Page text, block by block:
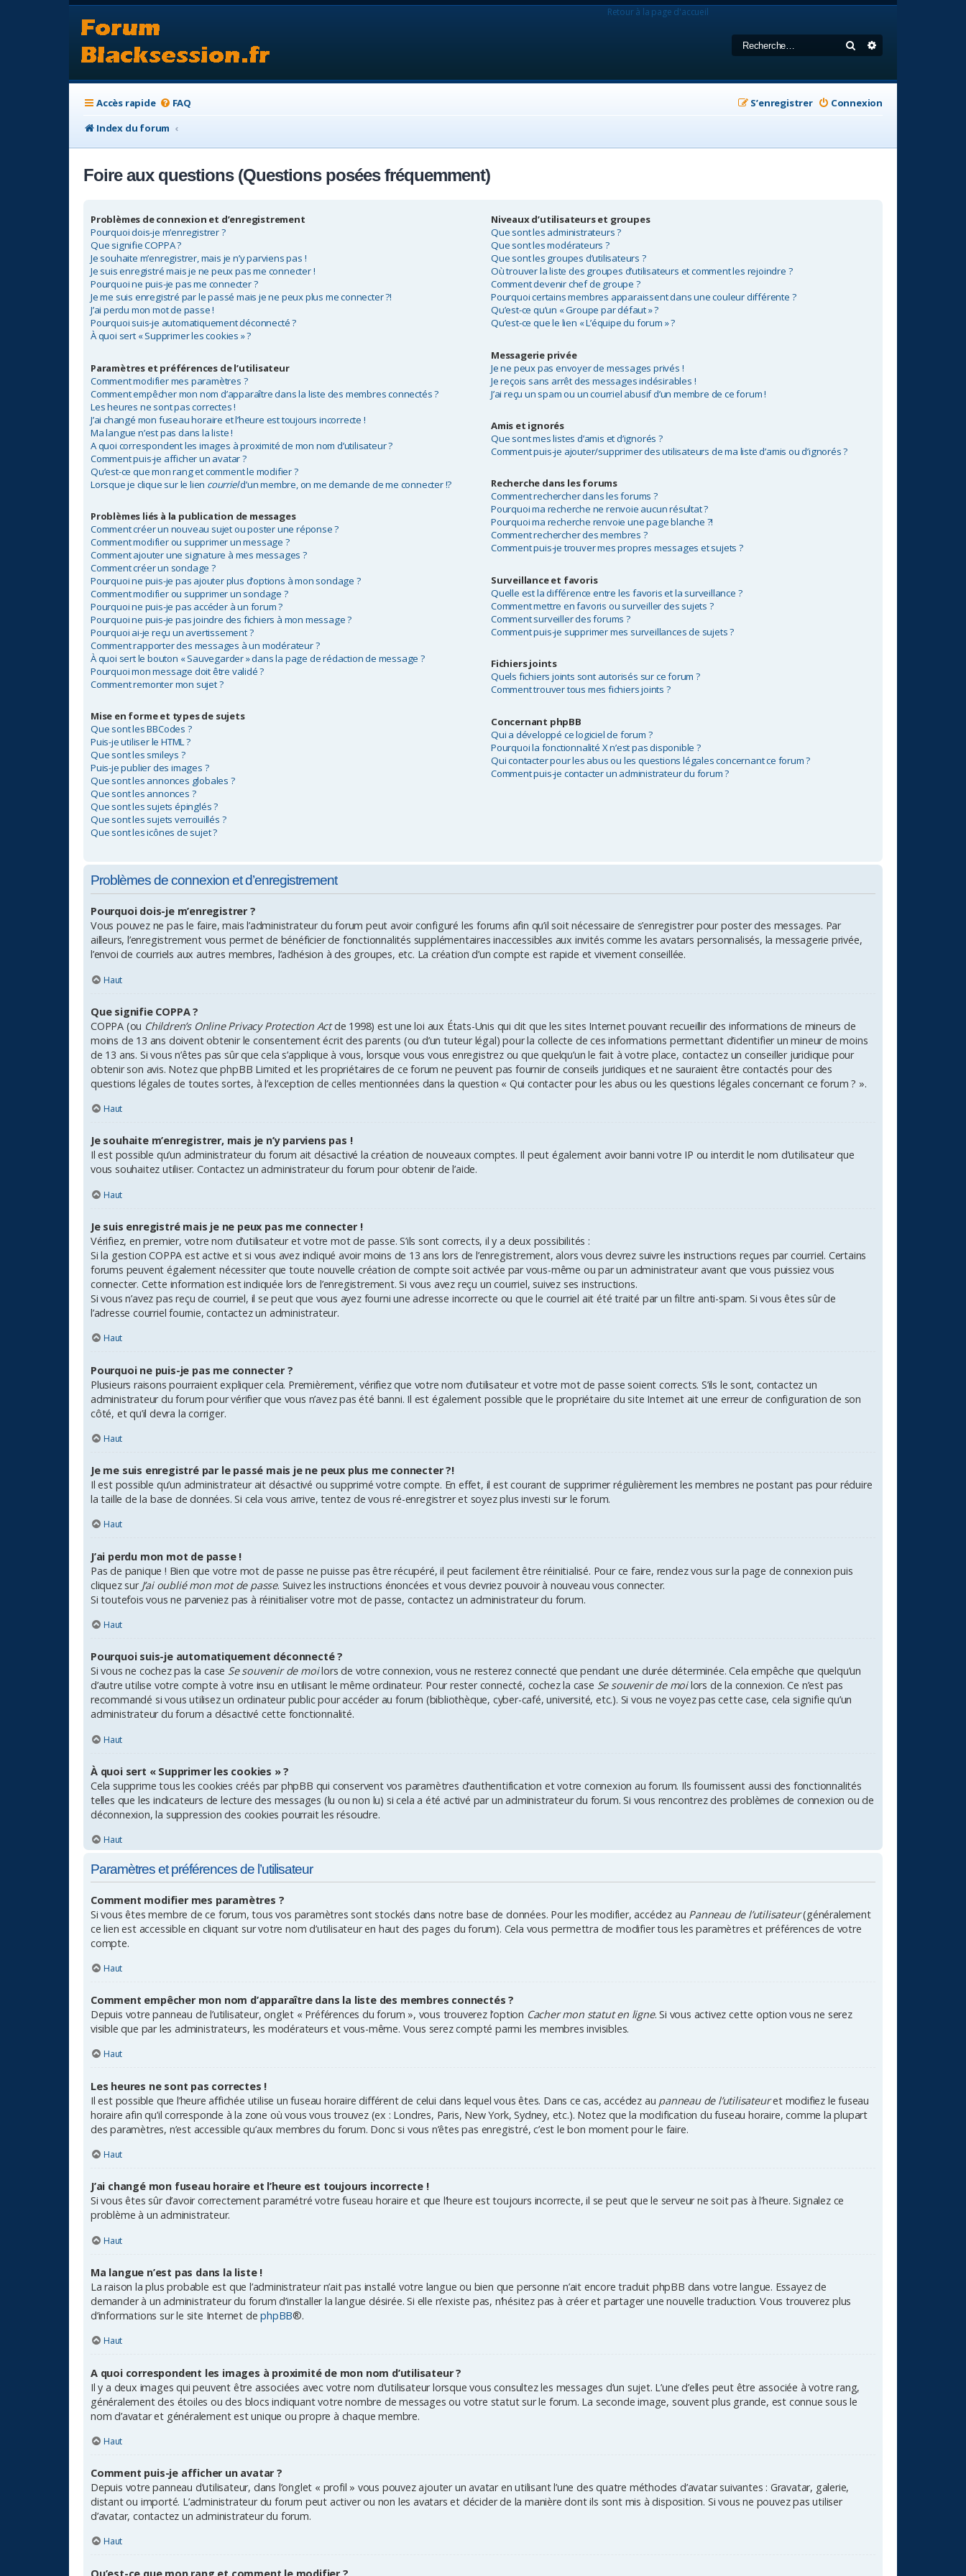
Rechercher
Retour à la page d'accueil
Accès rapide FAQ Connexion
S’enregistrer
Index du forum
Foire aux questions (Questions posées fréquemment)
Problèmes de connexion et d’enregistrement
Pourquoi dois-je m’enregistrer ?
Que signifie COPPA ?
Je souhaite m’enregistrer, mais je n’y parviens pas !
Je suis enregistré mais je ne peux pas me connecter !
Pourquoi ne puis-je pas me connecter ?
Je me suis enregistré par le passé mais je ne peux plus me connecter ?!
J’ai perdu mon mot de passe !
Pourquoi suis-je automatiquement déconnecté ?
À quoi sert « Supprimer les cookies » ?
Paramètres et préférences de l’utilisateur
Comment modifier mes paramètres ?
Comment empêcher mon nom d’apparaître dans la liste des membres connectés ?
Les heures ne sont pas correctes !
J’ai changé mon fuseau horaire et l’heure est toujours incorrecte !
Ma langue n’est pas dans la liste !
A quoi correspondent les images à proximité de mon nom d’utilisateur ?
Comment puis-je afficher un avatar ?
Qu’est-ce que mon rang et comment le modifier ?
Lorsque je clique sur le lien courrield’un membre, on me demande de me connecter !?
Problèmes liés à la publication de messages
Comment créer un nouveau sujet ou poster une réponse ?
Comment modifier ou supprimer un message ?
Comment ajouter une signature à mes messages ?
Comment créer un sondage ?
Pourquoi ne puis-je pas ajouter plus d’options à mon sondage ?
Comment modifier ou supprimer un sondage ?
Pourquoi ne puis-je pas accéder à un forum ?
Pourquoi ne puis-je pas joindre des fichiers à mon message ?
Pourquoi ai-je reçu un avertissement ?
Comment rapporter des messages à un modérateur ?
À quoi sert le bouton « Sauvegarder » dans la page de rédaction de message ?
Pourquoi mon message doit être validé ?
Comment remonter mon sujet ?
Mise en forme et types de sujets
Que sont les BBCodes ?
Puis-je utiliser le HTML ?
Que sont les smileys ?
Puis-je publier des images ?
Que sont les annonces globales ?
Que sont les annonces ?
Que sont les sujets épinglés ?
Que sont les sujets verrouillés ?
Que sont les icônes de sujet ?
Niveaux d’utilisateurs et groupes
Que sont les administrateurs ?
Que sont les modérateurs ?
Que sont les groupes d’utilisateurs ?
Où trouver la liste des groupes d’utilisateurs et comment les rejoindre ?
Comment devenir chef de groupe ?
Pourquoi certains membres apparaissent dans une couleur différente ?
Qu’est-ce qu’un « Groupe par défaut » ?
Qu’est-ce que le lien « L’équipe du forum » ?
Messagerie privée
Je ne peux pas envoyer de messages privés !
Je reçois sans arrêt des messages indésirables !
J’ai reçu un spam ou un courriel abusif d’un membre de ce forum !
Amis et ignorés
Que sont mes listes d’amis et d’ignorés ?
Comment puis-je ajouter/supprimer des utilisateurs de ma liste d’amis ou d’ignorés ?
Recherche dans les forums
Comment rechercher dans les forums ?
Pourquoi ma recherche ne renvoie aucun résultat ?
Pourquoi ma recherche renvoie une page blanche ?!
Comment rechercher des membres ?
Comment puis-je trouver mes propres messages et sujets ?
Surveillance et favoris
Quelle est la différence entre les favoris et la surveillance ?
Comment mettre en favoris ou surveiller des sujets ?
Comment surveiller des forums ?
Comment puis-je supprimer mes surveillances de sujets ?
Fichiers joints
Quels fichiers joints sont autorisés sur ce forum ?
Comment trouver tous mes fichiers joints ?
Concernant phpBB
Qui a développé ce logiciel de forum ?
Pourquoi la fonctionnalité X n’est pas disponible ?
Qui contacter pour les abus ou les questions légales concernant ce forum ?
Comment puis-je contacter un administrateur du forum ?
Problèmes de connexion et d’enregistrement
Pourquoi dois-je m’enregistrer ?
Vous pouvez ne pas le faire, mais l’administrateur du forum peut avoir configuré les forums afin qu’il soit nécessaire de s’enregistrer pour poster des messages. Par
ailleurs, l’enregistrement vous permet de bénéficier de fonctionnalités supplémentaires inaccessibles aux invités comme les avatars personnalisés, la messagerie privée,
l’envoi de courriels aux autres membres, l’adhésion à des groupes, etc. La création d’un compte est rapide et vivement conseillée.
Haut
Que signifie COPPA ?
COPPA (ou Children’s Online Privacy Protection Actde 1998) est une loi aux États-Unis qui dit que les sites Internet pouvant recueillir des informations de mineurs de
moins de 13 ans doivent obtenir le consentement écrit des parents (ou d’un tuteur légal) pour la collecte de ces informations permettant d’identifier un mineur de moins
de 13 ans. Si vous n’êtes pas sûr que cela s’applique à vous, lorsque vous vous enregistrez ou que quelqu’un le fait à votre place, contactez un conseiller juridique pour
obtenir son avis. Notez que phpBB Limited et les propriétaires de ce forum ne peuvent pas fournir de conseils juridiques et ne sauraient être contactés pour des
questions légales de toutes sortes, à l’exception de celles mentionnées dans la question « Qui contacter pour les abus ou les questions légales concernant ce forum ? ».
Haut
Je souhaite m’enregistrer, mais je n’y parviens pas !
Il est possible qu’un administrateur du forum ait désactivé la création de nouveaux comptes. Il peut également avoir banni votre IP ou interdit le nom d’utilisateur que
vous souhaitez utiliser. Contactez un administrateur du forum pour obtenir de l’aide.
Haut
Je suis enregistré mais je ne peux pas me connecter !
Vérifiez, en premier, votre nom d’utilisateur et votre mot de passe. S’ils sont corrects, il y a deux possibilités :
Si la gestion COPPA est active et si vous avez indiqué avoir moins de 13 ans lors de l’enregistrement, alors vous devrez suivre les instructions reçues par courriel. Certains
forums peuvent également nécessiter que toute nouvelle création de compte soit activée par vous-même ou par un administrateur avant que vous puissiez vous
connecter. Cette information est indiquée lors de l’enregistrement. Si vous avez reçu un courriel, suivez ses instructions.
Si vous n’avez pas reçu de courriel, il se peut que vous ayez fourni une adresse incorrecte ou que le courriel ait été traité par un filtre anti-spam. Si vous êtes sûr de
l’adresse courriel fournie, contactez un administrateur.
Haut
Pourquoi ne puis-je pas me connecter ?
Plusieurs raisons pourraient expliquer cela. Premièrement, vérifiez que votre nom d’utilisateur et votre mot de passe soient corrects. S’ils le sont, contactez un
administrateur du forum pour vérifier que vous n’avez pas été banni. Il est également possible que le propriétaire du site Internet ait une erreur de configuration de son
côté, et qu’il devra la corriger.
Haut
Je me suis enregistré par le passé mais je ne peux plus me connecter ?!
Il est possible qu’un administrateur ait désactivé ou supprimé votre compte. En effet, il est courant de supprimer régulièrement les membres ne postant pas pour réduire
la taille de la base de données. Si cela vous arrive, tentez de vous ré-enregistrer et soyez plus investi sur le forum.
Haut
J’ai perdu mon mot de passe !
Pas de panique ! Bien que votre mot de passe ne puisse pas être récupéré, il peut facilement être réinitialisé. Pour ce faire, rendez vous sur la page de connexion puis
cliquez sur J’ai oublié mon mot de passe. Suivez les instructions énoncées et vous devriez pouvoir à nouveau vous connecter.
Si toutefois vous ne parveniez pas à réinitialiser votre mot de passe, contactez un administrateur du forum.
Haut
Pourquoi suis-je automatiquement déconnecté ?
Si vous ne cochez pas la case Se souvenir de moilors de votre connexion, vous ne resterez connecté que pendant une durée déterminée. Cela empêche que quelqu’un
d’autre utilise votre compte à votre insu en utilisant le même ordinateur. Pour rester connecté, cochez la case Se souvenir de moilors de la connexion. Ce n’est pas
recommandé si vous utilisez un ordinateur public pour accéder au forum (bibliothèque, cyber-café, université, etc.). Si vous ne voyez pas cette case, cela signifie qu’un
administrateur du forum a désactivé cette fonctionnalité.
Haut
À quoi sert « Supprimer les cookies » ?
Cela supprime tous les cookies créés par phpBB qui conservent vos paramètres d’authentification et votre connexion au forum. Ils fournissent aussi des fonctionnalités
telles que les indicateurs de lecture des messages (lu ou non lu) si cela a été activé par un administrateur du forum. Si vous rencontrez des problèmes de connexion ou de
déconnexion, la suppression des cookies pourrait les résoudre.
Haut
Paramètres et préférences de l’utilisateur
Comment modifier mes paramètres ?
Si vous êtes membre de ce forum, tous vos paramètres sont stockés dans notre base de données. Pour les modifier, accédez au Panneau de l’utilisateur(généralement
ce lien est accessible en cliquant sur votre nom d’utilisateur en haut des pages du forum). Cela vous permettra de modifier tous les paramètres et préférences de votre
compte.
Haut
Comment empêcher mon nom d’apparaître dans la liste des membres connectés ?
Depuis votre panneau de l’utilisateur, onglet « Préférences du forum », vous trouverez l’option Cacher mon statut en ligne. Si vous activez cette option vous ne serez
visible que par les administrateurs, les modérateurs et vous-même. Vous serez compté parmi les membres invisibles.
Haut
Les heures ne sont pas correctes !
Il est possible que l’heure affichée utilise un fuseau horaire différent de celui dans lequel vous êtes. Dans ce cas, accédez au panneau de l’utilisateuret modifiez le fuseau
horaire afin qu’il corresponde à la zone où vous vous trouvez (ex : Londres, Paris, New York, Sydney, etc.). Notez que la modification du fuseau horaire, comme la plupart
des paramètres, n’est accessible qu’aux membres du forum. Donc si vous n’êtes pas enregistré, c’est le bon moment pour le faire.
Haut
J’ai changé mon fuseau horaire et l’heure est toujours incorrecte !
Si vous êtes sûr d’avoir correctement paramétré votre fuseau horaire et que l’heure est toujours incorrecte, il se peut que le serveur ne soit pas à l’heure. Signalez ce
problème à un administrateur.
Haut
Ma langue n’est pas dans la liste !
La raison la plus probable est que l’administrateur n’ait pas installé votre langue ou bien que personne n’ait encore traduit phpBB dans votre langue. Essayez de
demander à un administrateur du forum d’installer la langue désirée. Si elle n’existe pas, n’hésitez pas à créer et partager une nouvelle traduction. Vous trouverez plus
d’informations sur le site Internet dephpBB®.
Haut
A quoi correspondent les images à proximité de mon nom d’utilisateur ?
Il y a deux images qui peuvent être associées avec votre nom d’utilisateur lorsque vous consultez les messages d’un sujet. L’une d’elles peut être associée à votre rang,
généralement des étoiles ou des blocs indiquant votre nombre de messages ou votre statut sur le forum. La seconde image, souvent plus grande, est connue sous le
nom d’avatar et généralement est unique ou propre à chaque membre.
Haut
Comment puis-je afficher un avatar ?
Depuis votre panneau d’utilisateur, dans l’onglet « profil » vous pouvez ajouter un avatar en utilisant l’une des quatre méthodes d’avatar suivantes : Gravatar, galerie,
distant ou importé. L’administrateur du forum peut activer ou non les avatars et décider de la manière dont ils sont mis à disposition. Si vous ne pouvez pas utiliser
d’avatar, contactez un administrateur du forum.
Haut